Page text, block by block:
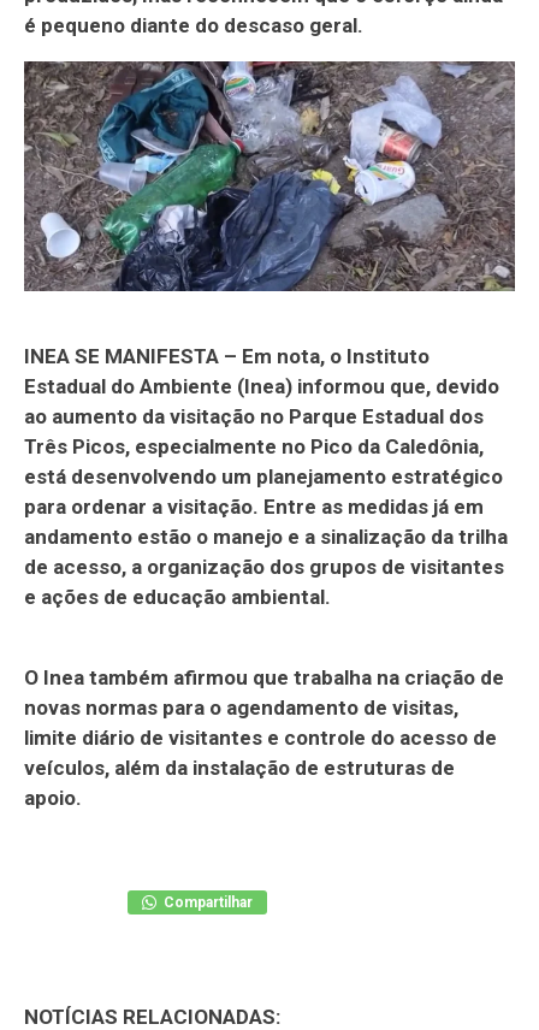
é pequeno diante do descaso geral.
INEA SE MANIFESTA – Em nota, o Instituto
Estadual do Ambiente (Inea) informou que, devido
ao aumento da visitação no Parque Estadual dos
Três Picos, especialmente no Pico da Caledônia,
está desenvolvendo um planejamento estratégico
para ordenar a visitação. Entre as medidas já em
andamento estão o manejo e a sinalização da trilha
de acesso, a organização dos grupos de visitantes
e ações de educação ambiental.
O Inea também afirmou que trabalha na criação de
novas normas para o agendamento de visitas,
limite diário de visitantes e controle do acesso de
veículos, além da instalação de estruturas de
apoio.
Compartilhar
NOTÍCIAS RELACIONADAS: